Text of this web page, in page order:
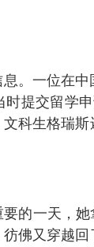
。一位在
提交留学
科生格瑞
的一天，
佛又穿越